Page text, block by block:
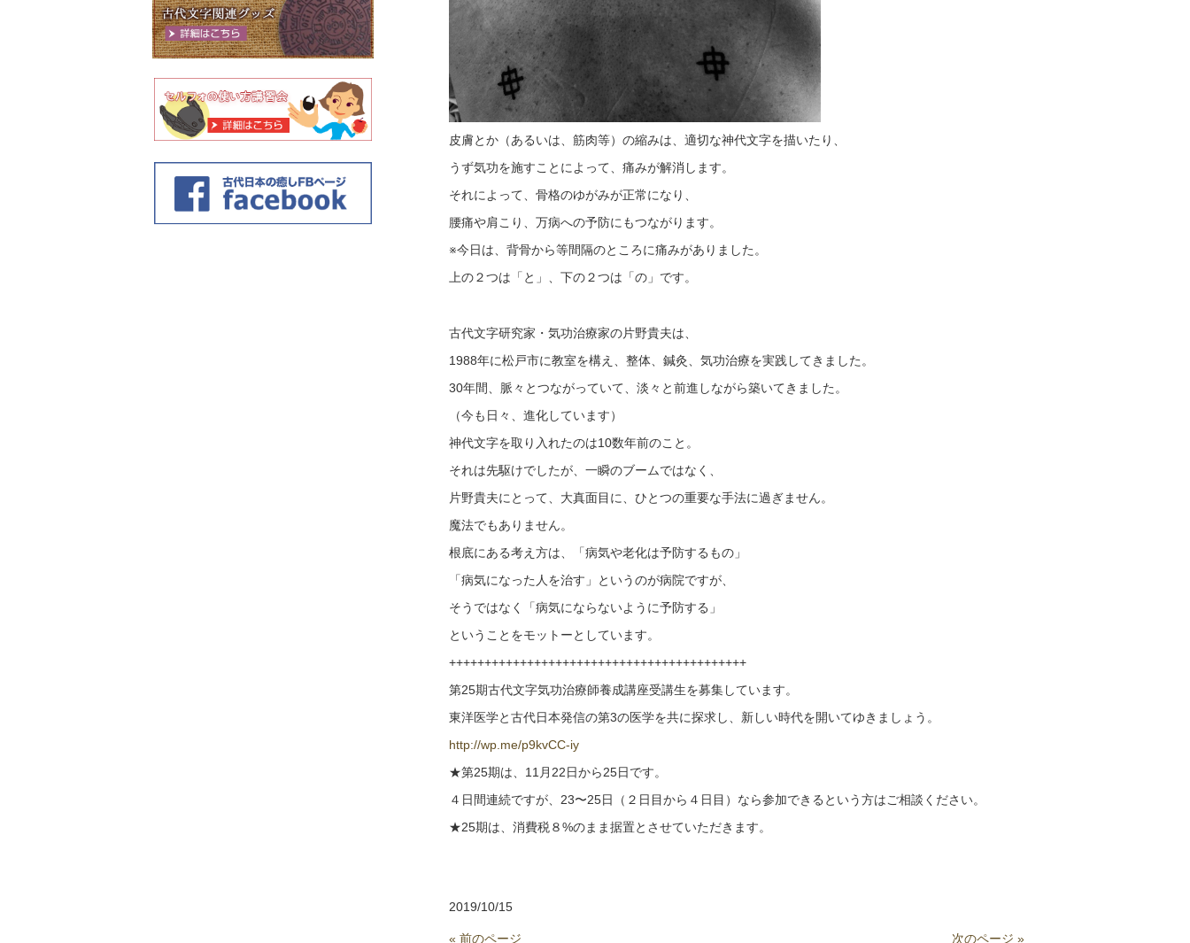
皮膚とか（あるいは、筋肉等）の縮みは、適切な神代文字を描いたり、
うず気功を施すことによって、痛みが解消します。
それによって、骨格のゆがみが正常になり、
腰痛や肩こり、万病への予防にもつながります。
※今日は、背骨から等間隔のところに痛みがありました。
上の２つは「と」、下の２つは「の」です。
古代文字研究家・気功治療家の片野貴夫は、
1988年に松戸市に教室を構え、整体、鍼灸、気功治療を実践してきました。
30年間、脈々とつながっていて、淡々と前進しながら築いてきました。
（今も日々、進化しています）
神代文字を取り入れたのは10数年前のこと。
それは先駆けでしたが、一瞬のブームではなく、
片野貴夫にとって、大真面目に、ひとつの重要な手法に過ぎません。
魔法でもありません。
根底にある考え方は、「病気や老化は予防するもの」
「病気になった人を治す」というのが病院ですが、
そうではなく「病気にならないように予防する」
ということをモットーとしています。
++++++++++++++++++++++++++++++++++++++++++
第25期古代文字気功治療師養成講座受講生を募集しています。
東洋医学と古代日本発信の第3の医学を共に探求し、新しい時代を開いてゆきましょう。
http://wp.me/p9kvCC-iy
★第25期は、11月22日から25日です。
４日間連続ですが、23〜25日（２日目から４日目）なら参加できるという方はご相談ください。
★25期は、消費税８%のまま据置とさせていただきます。
2019/10/15
« 前のページ 次のページ »